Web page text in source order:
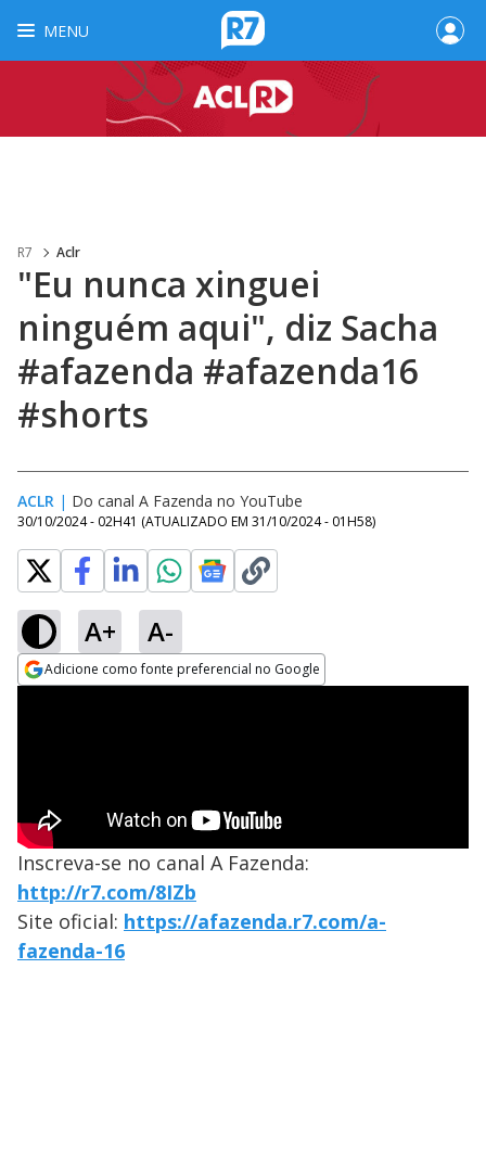
MENU
R7 Aclr
"Eu nunca xinguei
ninguém aqui", diz Sacha
#afazenda #afazenda16
#shorts
ACLR | Do canal A Fazenda no YouTube
30/10/2024 - 02H41 (ATUALIZADO EM 31/10/2024 - 01H58)
A+ A-
Adicione como fonte preferencial no Google
Inscreva-se no canal A Fazenda:
http://r7.com/8IZb
Site oficial: https://afazenda.r7.com/a-
fazenda-16